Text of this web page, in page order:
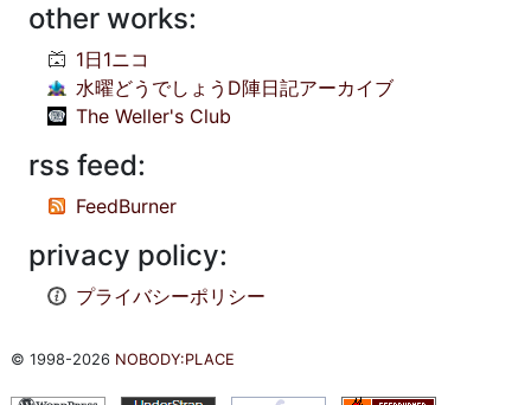
other works:
1日1ニコ
水曜どうでしょうD陣日記アーカイブ
The Weller's Club
rss feed:
FeedBurner
privacy policy:
プライバシーポリシー
© 1998-2026 NOBODY:PLACE